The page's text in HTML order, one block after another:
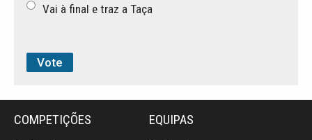
Vai à final e traz a Taça
COMPETIÇÕES EQUIPAS